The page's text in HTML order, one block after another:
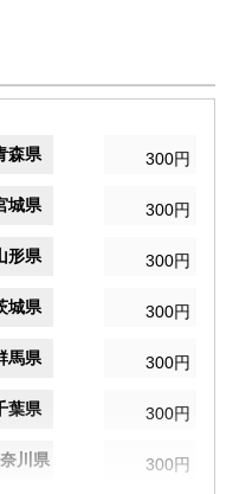
森県 300円
城県 300円
形県 300円
城県 300円
馬県 300円
葉県 300円
川県 300円